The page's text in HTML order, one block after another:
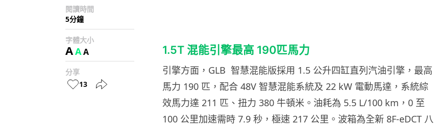
閱讀時間
5分鐘
字體大小
AAA
分享
13
1.5T 混能引擎最高 190匹馬力
引擎方面，GLB 智慧混能版採用 1.5 公升四缸直列汽油引擎，最高
馬力 190 匹，配合 48V 智慧混能系統及 22 kW 電動馬達，系統綜
效馬力達 211 匹、扭力 380 牛頓米。油耗為 5.5 L/100 km，0 至
100 公里加速需時 7.9 秒，極速 217 公里。波箱為全新 8F-eDCT 八